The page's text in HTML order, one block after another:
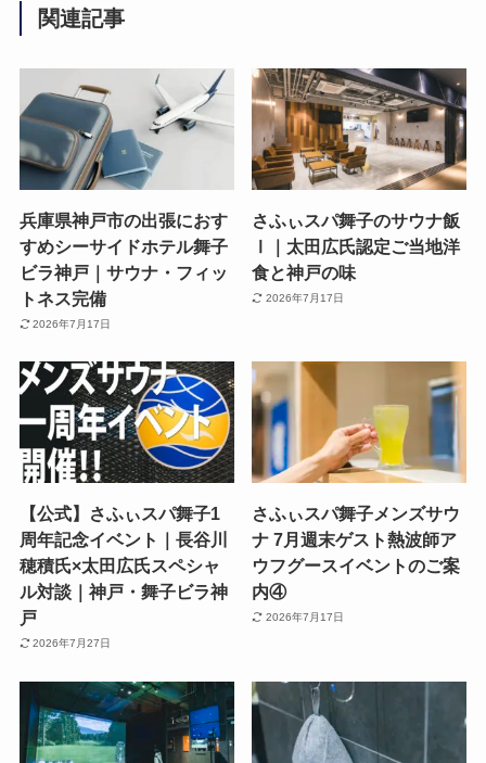
関連記事
兵庫県神戸市の出張におす
すめシーサイドホテル舞子
ビラ神戸｜サウナ・フィッ
トネス完備
2026年7月17日
さふぃスパ舞子のサウナ飯
Ⅰ｜太田広氏認定ご当地洋
食と神戸の味
2026年7月17日
【公式】さふぃスパ舞子1
周年記念イベント｜長谷川
穂積氏×太田広氏スペシャ
ル対談｜神戸・舞子ビラ神
戸
2026年7月27日
さふぃスパ舞子メンズサウ
ナ 7月週末ゲスト熱波師ア
ウフグースイベントのご案
内④
2026年7月17日